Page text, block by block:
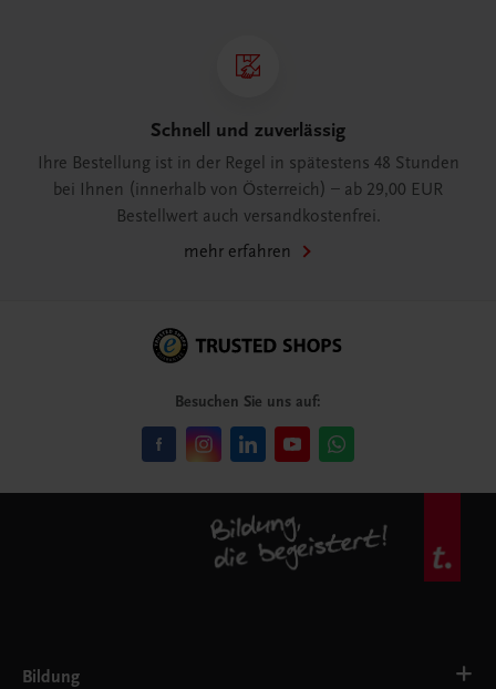
Schnell und zuverlässig
Ihre Bestellung ist in der Regel in spätestens 48 Stunden
bei Ihnen (innerhalb von Österreich) – ab 29,00 EUR
Bestellwert auch versandkostenfrei.
mehr erfahren
Besuchen Sie uns auf:
Bildung